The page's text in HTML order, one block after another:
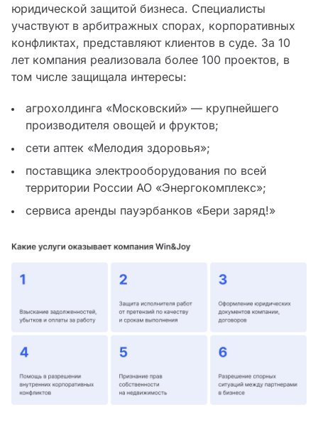
юридической защитой бизнеса. Специалисты
участвуют в арбитражных спорах, корпоративных
конфликтах, представляют клиентов в суде. За 10
лет компания реализовала более 100 проектов, в
том числе защищала интересы:
агрохолдинга «Московский» — крупнейшего
производителя овощей и фруктов;
сети аптек «Мелодия здоровья»;
поставщика электрооборудования по всей
территории России АО «Энергокомплекс»;
сервиса аренды пауэрбанков «Бери заряд!»